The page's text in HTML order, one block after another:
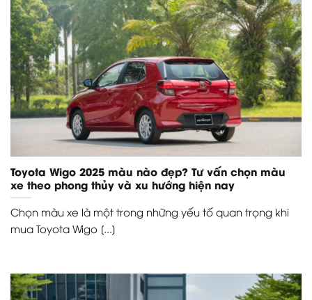
Toyota Wigo 2025 màu nào đẹp? Tư vấn chọn màu
xe theo phong thủy và xu hướng hiện nay
Chọn màu xe là một trong những yếu tố quan trọng khi
mua Toyota Wigo [...]